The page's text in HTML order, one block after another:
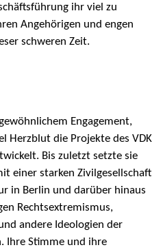
ihr viel zu
Angehörigen und engen
schweren Zeit.
Engagement,
Herzblut die Projekte des VDK
Bis zuletzt setzte sie
einer starken Zivilgesellschaft
in Berlin und darüber hinaus
Rechtsextremismus,
andere Ideologien der
Ihre Stimme und ihre